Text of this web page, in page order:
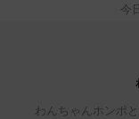
今
わんちゃんホンポ